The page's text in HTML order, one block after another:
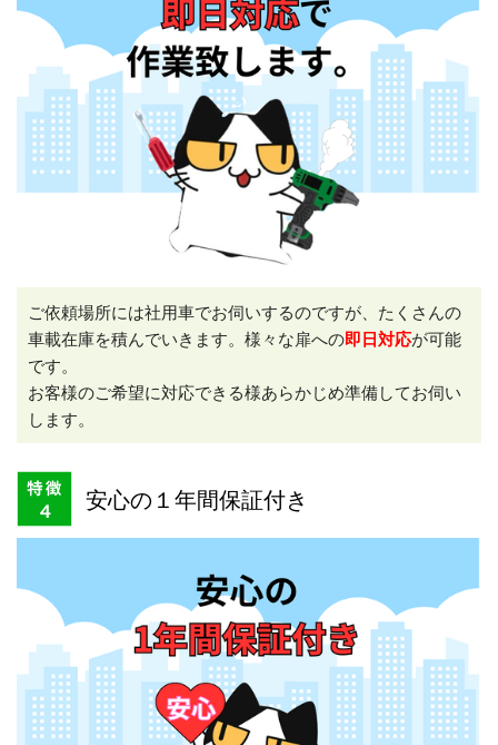
ご依頼場所には社用車でお伺いするのですが、たくさんの
車載在庫を積んでいきます。様々な扉への即日対応が可能
です。
お客様のご希望に対応できる様あらかじめ準備してお伺い
します。
安心の１年間保証付き